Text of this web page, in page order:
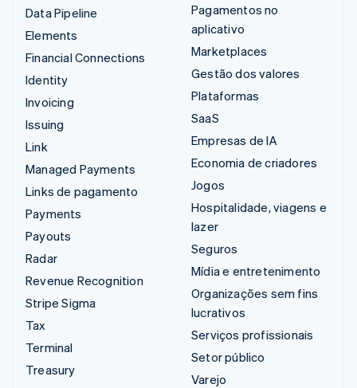
Data Pipeline
Elements
Financial Connections
Identity
Invoicing
Issuing
Link
Managed Payments
Links de pagamento
Payments
Payouts
Radar
Revenue Recognition
Stripe Sigma
Tax
Terminal
Treasury
Pagamentos no
aplicativo
Marketplaces
Gestão dos valores
Plataformas
SaaS
Empresas de IA
Economia de criadores
Jogos
Hospitalidade, viagens e
lazer
Seguros
Mídia e entretenimento
Organizações sem fins
lucrativos
Serviços profissionais
Setor público
Varejo